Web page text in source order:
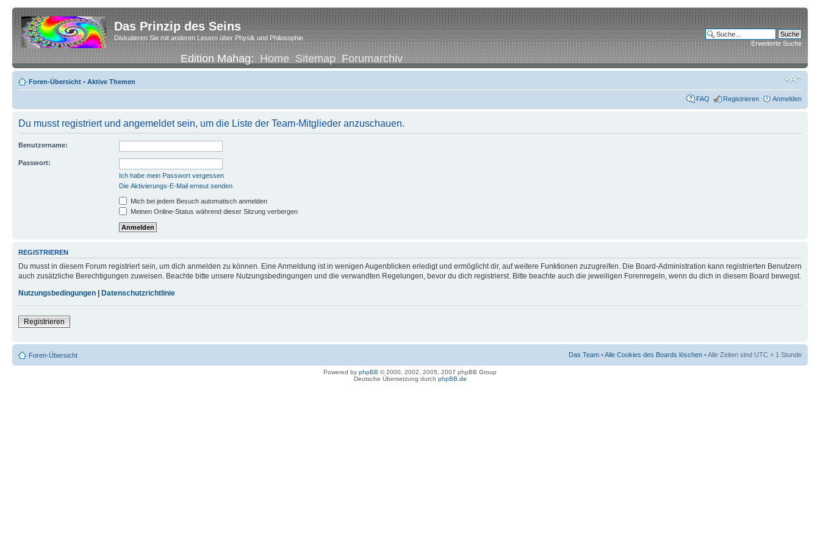
Das Prinzip des Seins
Diskutieren Sie mit anderen Lesern über Physik und Philosophie
Edition Mahag:Home Sitemap Forumarchiv
Erweiterte Suche
Foren-Übersicht • Aktive Themen
FAQ Registrieren Anmelden
Du musst registriert und angemeldet sein, um die Liste der Team-Mitglieder anzuschauen.
Benutzername:
Passwort:
Ich habe mein Passwort vergessen
Die Aktivierungs-E-Mail erneut senden
Mich bei jedem Besuch automatisch anmelden
Meinen Online-Status während dieser Sitzung verbergen
REGISTRIEREN
Du musst in diesem Forum registriert sein, um dich anmelden zu können. Eine Anmeldung ist in wenigen Augenblicken erledigt und ermöglicht dir, auf weitere Funktionen zuzugreifen. Die Board-Administration kann registrierten Benutzern
auch zusätzliche Berechtigungen zuweisen. Beachte bitte unsere Nutzungsbedingungen und die verwandten Regelungen, bevor du dich registrierst. Bitte beachte auch die jeweiligen Forenregeln, wenn du dich in diesem Board bewegst.
Nutzungsbedingungen
Datenschutzrichtlinie
Registrieren
Foren-Übersicht Das Team •Alle Cookies des Boards löschen • Alle Zeiten sind UTC + 1 Stunde
Powered by phpBB © 2000, 2002, 2005, 2007 phpBB Group
Deutsche Übersetzung durch phpBB.de